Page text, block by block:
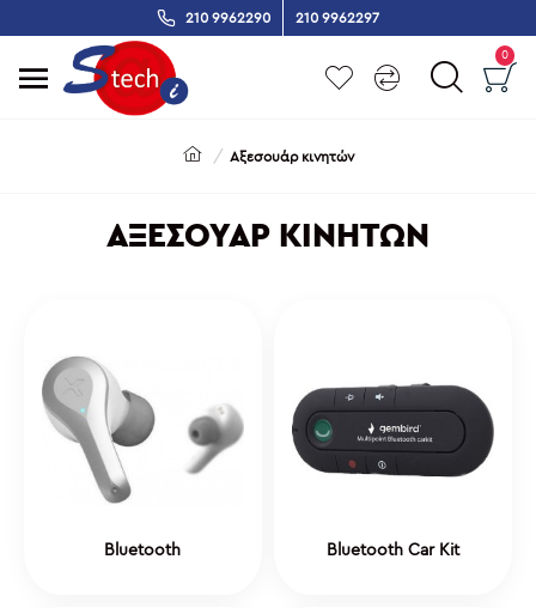
210 9962290 210 9962297
0
Αξεσουάρ κινητών
ΑΞΕΣΟΥΆΡ ΚΙΝΗΤΏΝ
Bluetooth Bluetooth Car Kit